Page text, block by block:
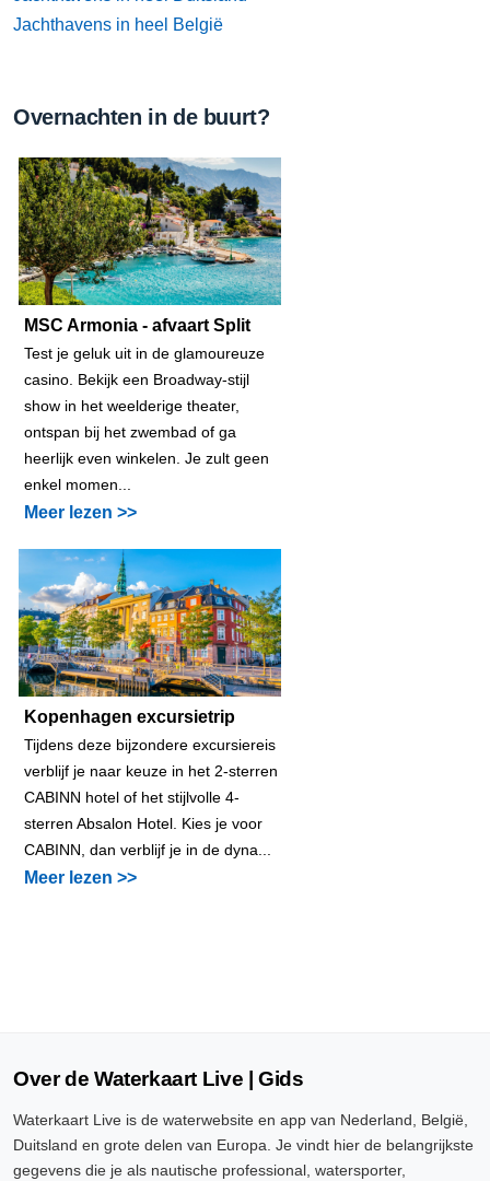
Jachthavens in heel België
Overnachten in de buurt?
MSC Armonia - afvaart Split
Test je geluk uit in de glamoureuze
casino. Bekijk een Broadway-stijl
show in het weelderige theater,
ontspan bij het zwembad of ga
heerlijk even winkelen. Je zult geen
enkel momen...
Meer lezen >>
Kopenhagen excursietrip
Tijdens deze bijzondere excursiereis
verblijf je naar keuze in het 2-sterren
CABINN hotel of het stijlvolle 4-
sterren Absalon Hotel. Kies je voor
CABINN, dan verblijf je in de dyna...
Meer lezen >>
Over de Waterkaart Live | Gids
Waterkaart Live is de waterwebsite en app van Nederland, België,
Duitsland en grote delen van Europa. Je vindt hier de belangrijkste
gegevens die je als nautische professional, watersporter,